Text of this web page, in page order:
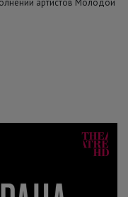
артистов Молодой